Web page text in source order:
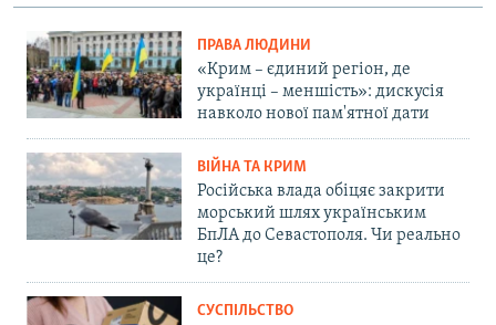
ПРАВА ЛЮДИНИ
«Крим – єдиний регіон, де
українці – меншість»: дискусія
навколо нової пам'ятної дати
ВІЙНА ТА КРИМ
Російська влада обіцяє закрити
морський шлях українським
БпЛА до Севастополя. Чи реально
це?
СУСПІЛЬСТВО